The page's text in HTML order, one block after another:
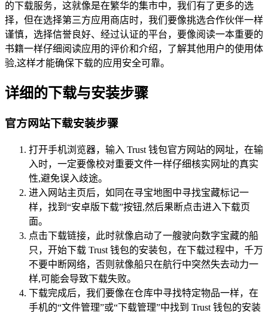
的下载服务，这就像是在繁华的集市中，我们有了更多的选
择，但在选择第三方应用商店时，我们要像挑选合作伙伴一样
谨慎，选择信誉良好、经过认证的平台，要像阅读一本重要的
书籍一样仔细阅读应用的评价和介绍，了解其他用户的使用体
验,这样才能确保下载的应用安全可靠。
详细的下载与安装步骤
官方网站下载安装步骤
打开手机浏览器，输入 Trust 钱包官方网站的网址，在输
入时，一定要像校对重要文件一样仔细核实网址的真实
性,避免误入歧途。
进入网站主页后，如同在寻宝地图中寻找宝藏标记一
样，找到“安卓版下载”按钮,然后果断点击进入下载页
面。
点击下载链接，此时就像启动了一艘驶向数字宝藏的船
只，开始下载 Trust 钱包的安装包，在下载过程中，千万
不要中断网络，否则就像船只在航行中突然失去动力一
样,可能会导致下载失败。
下载完成后，我们要像在仓库中寻找特定物品一样，在
手机的“文件管理”或“下载管理”中找到 Trust 钱包的安装